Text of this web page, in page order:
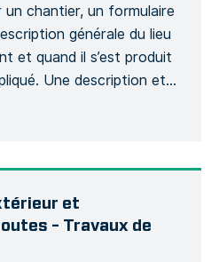
un chantier, un formulaire
générale du lieu
et quand il s’est produit
Une description et
et
– Travaux de